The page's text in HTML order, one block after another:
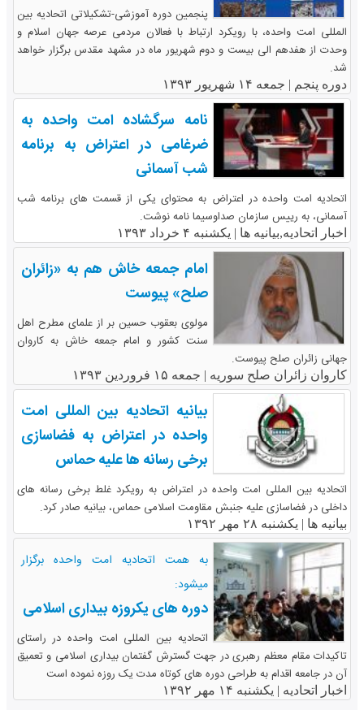
پنجمین دوره آموزشی-تشکیلاتی اتحادیه بین
المللی امت واحده، با رویکرد ارتباط با فعالان مردمی عرصه جهان اسلام و
وحدت از هفدهم الی بیست و دوم شهریور ماه در مشهد مقدس برگزار خواهد
شد.
دوره پنجم | جمعه ۱۴ شهریور ۱۳۹۳
نامه سرگشاده امت واحده به
ضرغامی در اعتراض به برنامه
شب آسمانی
اتحادیه امت واحده در اعتراض به محتوای یکی از قسمت های برنامه شب
آسمانی، به رییس سازمان صداوسیما نامه نوشت.
اخبار اتحادیه,بیانیه ها | یکشنبه ۴ خرداد ۱۳۹۳
امام جمعه خاش هم به «زائران
صلح» پیوست
مولوی بعقوب حسین بر از علمای مطرح اهل
سنت کشور و امام جمعه خاش به کاروان
جهانی زائران صلح پیوست.
کاروان زائران صلح سوریه | جمعه ۱۵ فروردین ۱۳۹۳
بیانیه اتحادیه بین المللی امت
واحده در اعتراض به فضاسازی
برخی رسانه ها علیه حماس
اتحادیه بین المللی امت واحده در اعتراض به رویکرد غلط برخی رسانه های
داخلی در فضاسازی علیه جنبش مقاومت اسلامی حماس، بیانیه صادر کرد.
بیانیه ها | یکشنبه ۲۸ مهر ۱۳۹۲
به همت اتحادیه امت واحده برگزار
میشود:
دوره های یکروزه بیداری اسلامی
اتحادیه بین المللی امت واحده در راستای
تاکیدات مقام معظم رهبری در جهت گسترش گفتمان بیداری اسلامی و تعمیق
آن در جامعه اقدام به طراحی دوره های کوتاه مدت یک روزه نموده است
اخبار اتحادیه | یکشنبه ۱۴ مهر ۱۳۹۲